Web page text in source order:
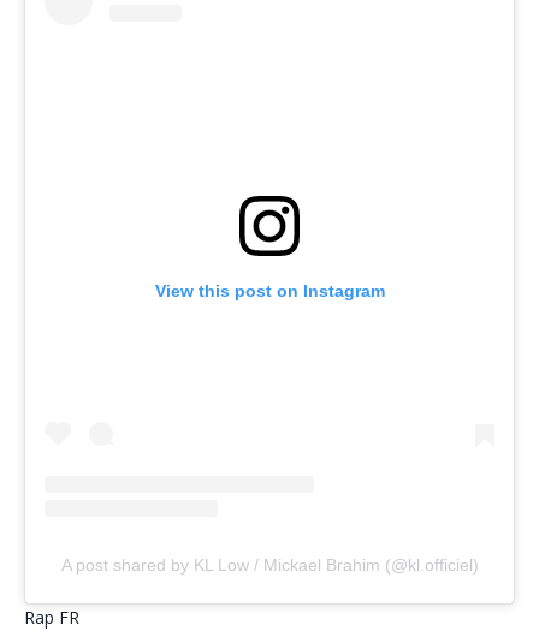
View this post on Instagram
A post shared by KL Low / Mickael Brahim (@kl.officiel)
Rap FR